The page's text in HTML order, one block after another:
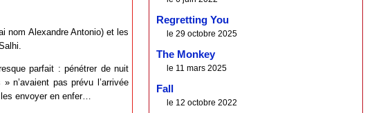
nom Alexandre Antonio) et les
parfait : pénétrer de nuit
n’avaient pas prévu l’arrivée
envoyer en enfer…
Regretting You
le 29 octobre 2025
The Monkey
le 11 mars 2025
Fall
le 12 octobre 2022